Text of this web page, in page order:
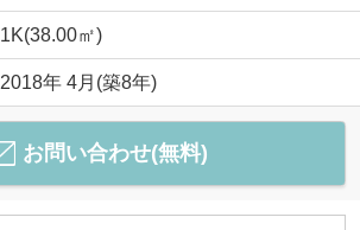
1K(38.00㎡)
2018年 4月(築8年)
お問い合わせ(無料)